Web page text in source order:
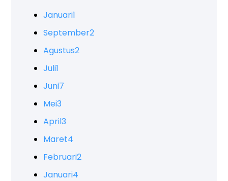
Januari1
September2
Agustus2
Juli1
Juni7
Mei3
April3
Maret4
Februari2
Januari4